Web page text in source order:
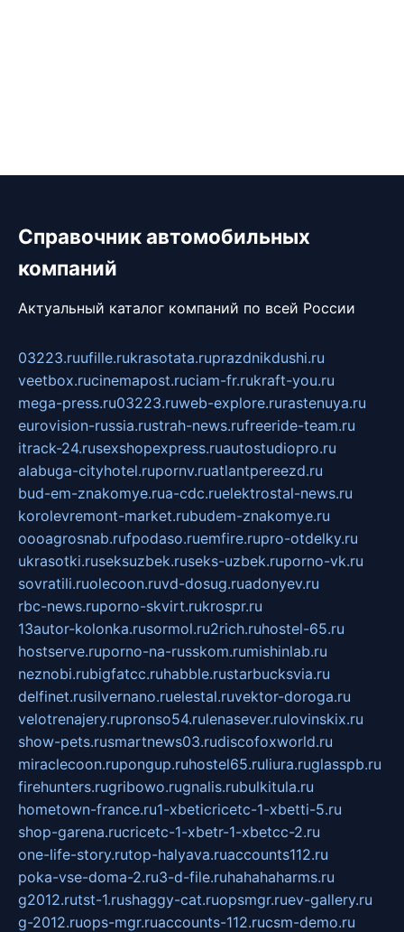
Справочник автомобильных
компаний
Актуальный каталог компаний по всей России
03223.ruufille.rukrasotata.ruprazdnikdushi.ru
veetbox.rucinemapost.ruciam-fr.rukraft-you.ru
mega-press.ru03223.ruweb-explore.rurastenuya.ru
eurovision-russia.rustrah-news.rufreeride-team.ru
itrack-24.rusexshopexpress.ruautostudiopro.ru
alabuga-cityhotel.rupornv.ruatlantpereezd.ru
bud-em-znakomye.rua-cdc.ruelektrostal-news.ru
korolevremont-market.rubudem-znakomye.ru
oooagrosnab.rufpodaso.ruemfire.rupro-otdelky.ru
ukrasotki.ruseksuzbek.ruseks-uzbek.ruporno-vk.ru
sovratili.ruolecoon.ruvd-dosug.ruadonyev.ru
rbc-news.ruporno-skvirt.rukrospr.ru
13autor-kolonka.rusormol.ru2rich.ruhostel-65.ru
hostserve.ruporno-na-russkom.rumishinlab.ru
neznobi.rubigfatcc.ruhabble.rustarbucksvia.ru
delfinet.rusilvernano.ruelestal.ruvektor-doroga.ru
velotrenajery.rupronso54.rulenasever.rulovinskix.ru
show-pets.rusmartnews03.rudiscofoxworld.ru
miraclecoon.rupongup.ruhostel65.ruliura.ruglasspb.ru
firehunters.rugribowo.rugnalis.rubulkitula.ru
hometown-france.ru1-xbeticricetc-1-xbetti-5.ru
shop-garena.rucricetc-1-xbetr-1-xbetcc-2.ru
one-life-story.rutop-halyava.ruaccounts112.ru
poka-vse-doma-2.ru3-d-file.ruhahahaharms.ru
g2012.rutst-1.rushaggy-cat.ruopsmgr.ruev-gallery.ru
g-2012.ruops-mgr.ruaccounts-112.rucsm-demo.ru